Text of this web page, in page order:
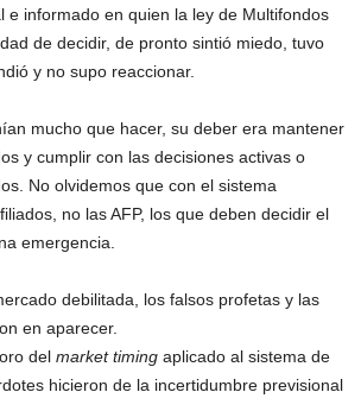
e informado en quien la ley de Multifondos
de decidir, de pronto sintió miedo, tuvo
y no supo reaccionar.
mucho que hacer, su deber era mantener
y cumplir con las decisiones activas o
No olvidemos que con el sistema
no las AFP, los que deben decidir el
emergencia.
debilitada, los falsos profetas y las
en aparecer.
del market timing aplicado al sistema de
hicieron de la incertidumbre previsional